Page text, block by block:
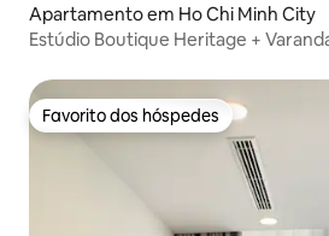
Apartamento em Ho Chi Minh City
Estúdio Boutique Heritage +
Favorito dos hóspedes
Favorito dos hóspedes